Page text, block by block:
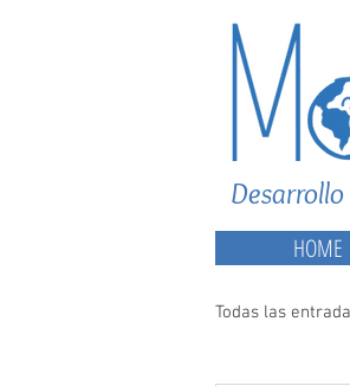
HOME
Todas las